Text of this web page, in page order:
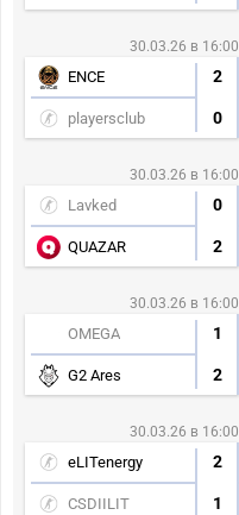
30.03.26 в 16:00
ENCE 2
playersclub 0
30.03.26 в 16:00
Lavked 0
QUAZAR 2
30.03.26 в 16:00
OMEGA 1
G2 Ares 2
30.03.26 в 16:00
eLITenergy 2
CSDIILIT 1